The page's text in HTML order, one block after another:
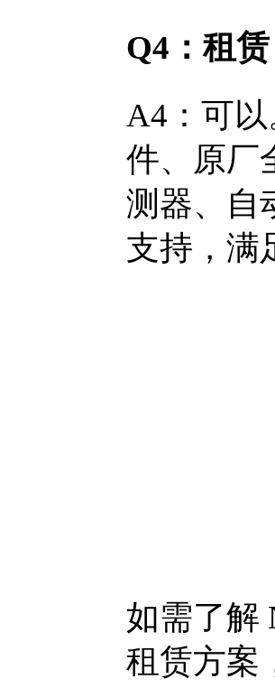
Q4：租
A4：可
件、原厂
测器、自
支持，满
如需了解
租赁方案